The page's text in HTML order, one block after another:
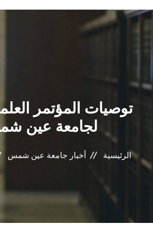
توصيات المؤتمر
لجامعة عين
الرئيسية أخبار جامعة عين شمس